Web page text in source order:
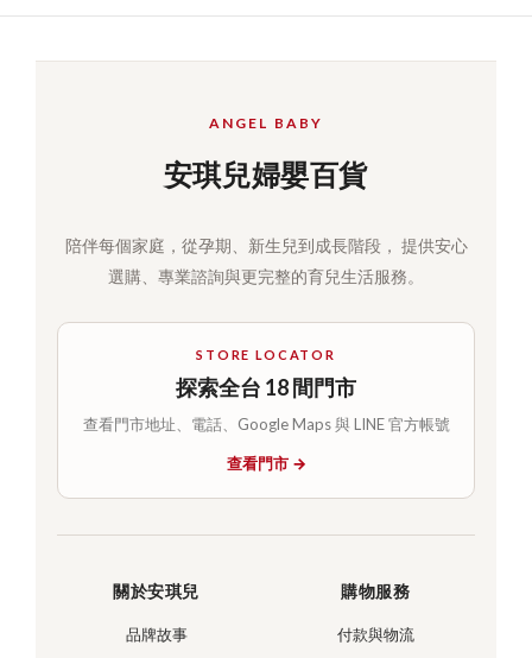
ANGEL BABY
安琪兒婦嬰百貨
陪伴每個家庭，從孕期、新生兒到成長階段， 提供安心
選購、專業諮詢與更完整的育兒生活服務。
STORE LOCATOR
探索全台 18 間門市
查看門市地址、電話、Google Maps 與 LINE 官方帳號
查看門市 →
關於安琪兒
品牌故事
購物服務
付款與物流